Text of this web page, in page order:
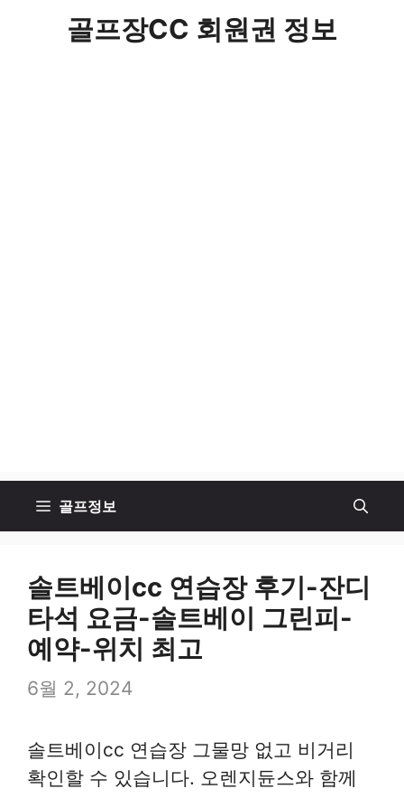
골프장CC 회원권 정보
골프정보
솔트베이cc 연습장 후기-잔디
타석 요금-솔트베이 그린피-
예약-위치 최고
6월 2, 2024
솔트베이cc 연습장 그물망 없고 비거리
확인할 수 있습니다. 오렌지듄스와 함께